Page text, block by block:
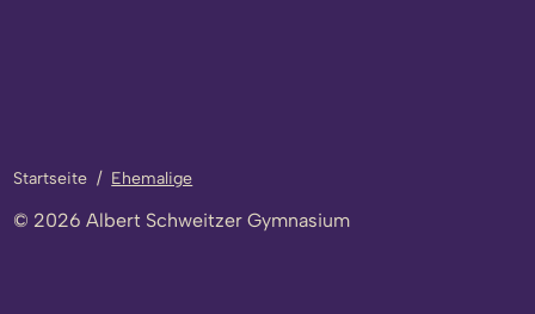
Startseite / Ehemalige
© 2026 Albert Schweitzer Gymnasium